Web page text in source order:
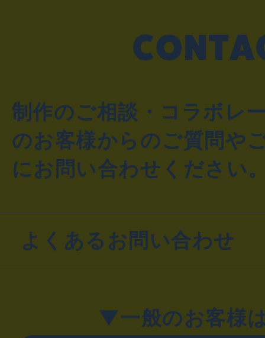
制作のご相談・コラボレ
のお客様からのご質問や
にお問い合わせください
よくあるお問い合わせ
▼一般のお客様